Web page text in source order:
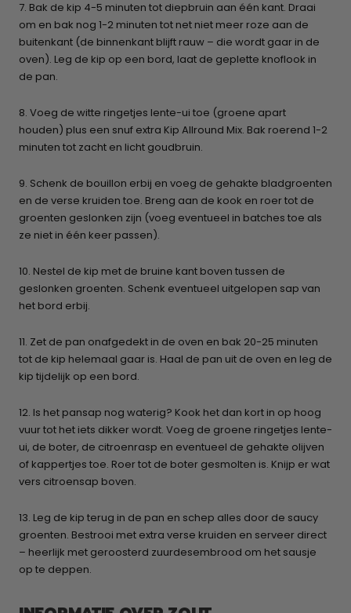
7. Bak de kip 4-5 minuten tot diepbruin aan één kant. Draai
om en bak nog 1-2 minuten tot net niet meer roze aan de
buitenkant (de binnenkant blijft rauw – die wordt gaar in de
oven). Leg de kip op een bord, laat de geplette knoflook in
de pan.
8. Voeg de witte ringetjes lente-ui toe (groene apart
houden) plus een snuf extra Kip Allround Mix. Bak roerend 1-2
minuten tot zacht en licht goudbruin.
9. Schenk de bouillon erbij en voeg de gehakte bladgroenten
en de verse kruiden toe. Breng aan de kook en roer tot de
groenten geslonken zijn (voeg eventueel in batches toe als
ze niet in één keer passen).
10. Nestel de kip met de bruine kant boven tussen de
geslonken groenten. Schenk eventueel uitgelopen sap van
het bord erbij.
11. Zet de pan onafgedekt in de oven en bak 20-25 minuten
tot de kip helemaal gaar is. Haal de pan uit de oven en leg de
kip tijdelijk op een bord.
12. Is het pansap nog waterig? Kook het dan kort in op hoog
vuur tot het iets dikker wordt. Voeg de groene ringetjes lente-
ui, de boter, de citroenrasp en eventueel de gehakte olijven
of kappertjes toe. Roer tot de boter gesmolten is. Knijp er wat
vers citroensap boven.
13. Leg de kip terug in de pan en schep alles door de saucy
groenten. Bestrooi met extra verse kruiden en serveer direct
– heerlijk met geroosterd zuurdesembrood om het sausje
op te deppen.